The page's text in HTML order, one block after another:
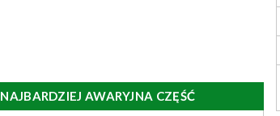
NAJBARDZIEJ AWARYJNA CZĘŚĆ